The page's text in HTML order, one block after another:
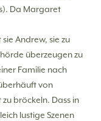
Da Margaret
Andrew, sie zu
überzeugen zu
Familie nach
von
bröckeln. Dass in
lustige Szenen